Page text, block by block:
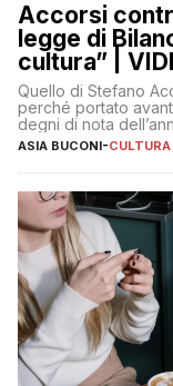
Accorsi
legge di
cultura” |
Quello di Stefano
perché portato
degni di nota
ASIA BUCONI-